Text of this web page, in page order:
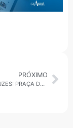
PRÓXIMO
MOGI DAS CRUZES: PRAÇA DA CIDADANIA EM JUNDIAPEBA TEM MUTIRÃO DE EMPREGO, ESPORTE E AÇÕES SOCIAIS